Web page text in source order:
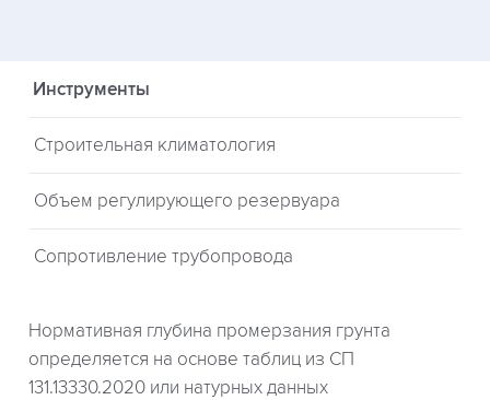
Инструменты
Строительная климатология
Объем регулирующего резервуара
Сопротивление трубопровода
Нормативная глубина промерзания грунта
определяется на основе таблиц из СП
131.13330.2020 или натурных данных